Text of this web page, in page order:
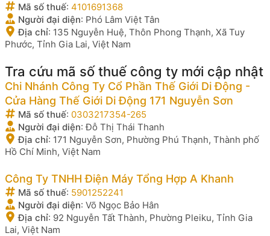
Mã số thuế: 4101691368
Người đại diện: Phó Lâm Việt Tân
Địa chỉ: 135 Nguyễn Huệ, Thôn Phong Thạnh, Xã Tuy
Phước, Tỉnh Gia Lai, Việt Nam
Tra cứu mã số thuế công ty mới cập nhật
Chi Nhánh Công Ty Cổ Phần Thế Giới Di Động -
Cửa Hàng Thế Giới Di Động 171 Nguyễn Sơn
Mã số thuế: 0303217354-265
Người đại diện:Đỗ Thị Thái Thanh
Địa chỉ: 171 Nguyễn Sơn, Phường Phú Thạnh, Thành phố
Hồ Chí Minh, Việt Nam
Công Ty TNHH Điện Máy Tổng Hợp A Khanh
Mã số thuế: 5901252241
Người đại diện: Võ Ngọc Bảo Hân
Địa chỉ: 92 Nguyễn Tất Thành, Phường Pleiku, Tỉnh Gia
Lai, Việt Nam